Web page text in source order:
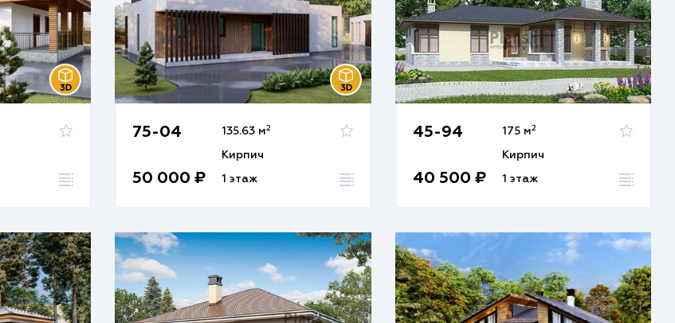
75-04
50 000 ₽
135.63 м2
Кирпич
1 этаж
45-94
40 500 ₽
175 м2
Кирпич
1 этаж